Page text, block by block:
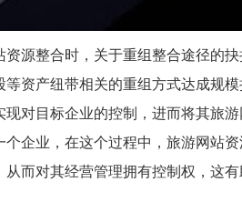
资源整合时，关于重组整合途径的
等资产纽带相关的重组方式达成规
现对目标企业的控制，进而将其旅
个企业，在这个过程中，旅游网站
而对其经营管理拥有控制权，这